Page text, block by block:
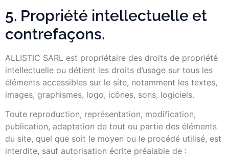
5. Propriété intellectuelle et
contrefaçons.
ALLISTIC SARL est propriétaire des droits de propriété
intellectuelle ou détient les droits d’usage sur tous les
éléments accessibles sur le site, notamment les textes,
images, graphismes, logo, icônes, sons, logiciels.
Toute reproduction, représentation, modification,
publication, adaptation de tout ou partie des éléments
du site, quel que soit le moyen ou le procédé utilisé, est
interdite, sauf autorisation écrite préalable de :